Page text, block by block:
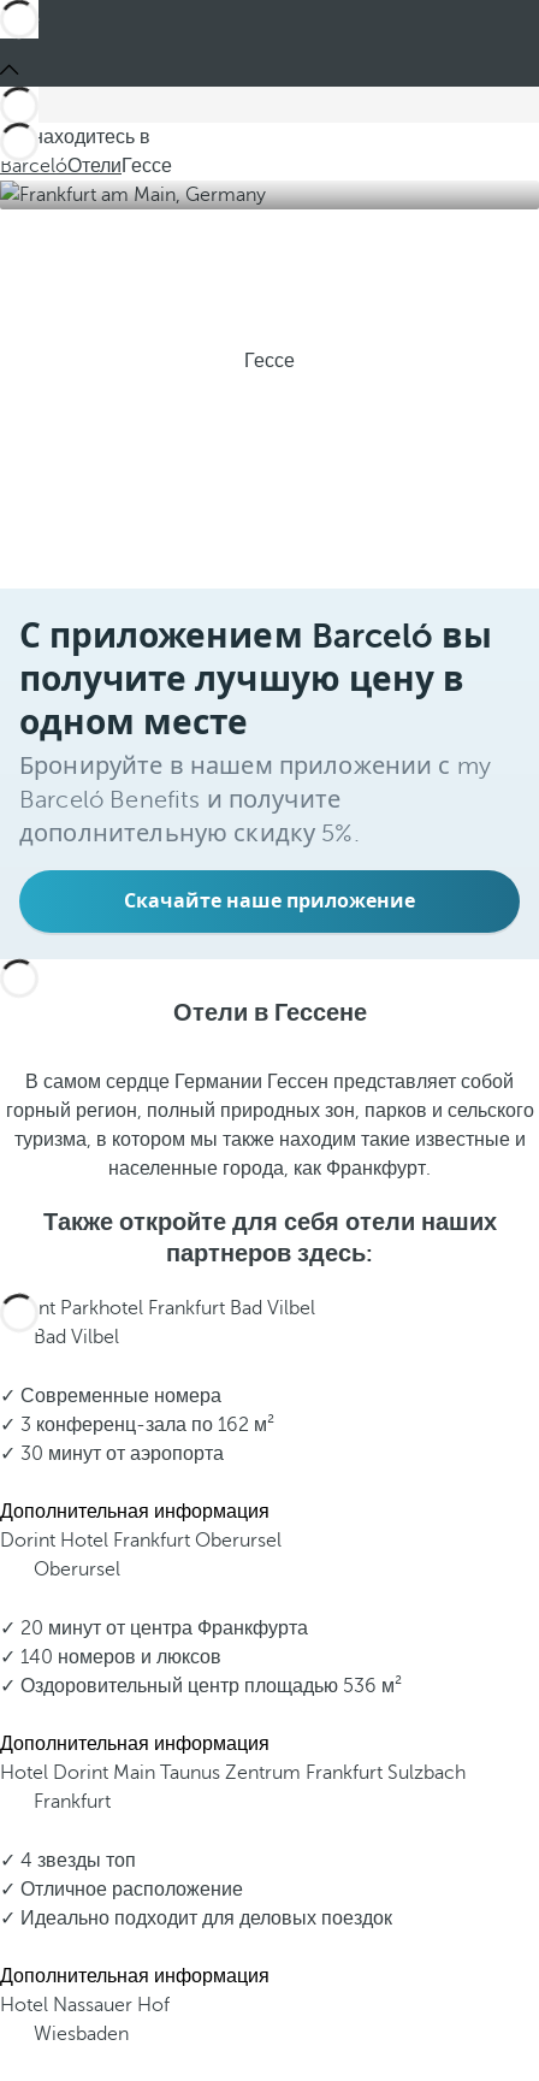
Вы находитесь в
BarcelóОтелиГессе
Гессе
С приложением Barceló вы
получите лучшую цену в
одном месте
Бронируйте в нашем приложении с my
Barceló Benefits и получите
дополнительную скидку 5%.
Скачайте наше приложение
Отели в Гессене
В самом сердце Германии Гессен представляет собой
горный регион, полный природных зон, парков и сельского
туризма, в котором мы также находим такие известные и
населенные города, как Франкфурт.
Также откройте для себя отели наших
партнеров здесь:
Dorint Parkhotel Frankfurt Bad Vilbel
Bad Vilbel
✓ Современные номера
✓ 3 конференц-зала по 162 м²
✓ 30 минут от аэропорта
Дополнительная информация
Dorint Hotel Frankfurt Oberursel
Oberursel
✓ 20 минут от центра Франкфурта
✓ 140 номеров и люксов
✓ Оздоровительный центр площадью 536 м²
Дополнительная информация
Hotel Dorint Main Taunus Zentrum Frankfurt Sulzbach
Frankfurt
✓ 4 звезды топ
✓ Отличное расположение
✓ Идеально подходит для деловых поездок
Дополнительная информация
Hotel Nassauer Hof
Wiesbaden